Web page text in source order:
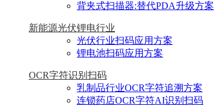
背夹式扫描器:替代PDA升级方案
新能源光伏锂电行业
光伏行业扫码应用方案
锂电池扫码应用方案
OCR字符识别扫码
乳制品行业OCR字符追溯方案
连锁药店OCR字符AI识别扫码